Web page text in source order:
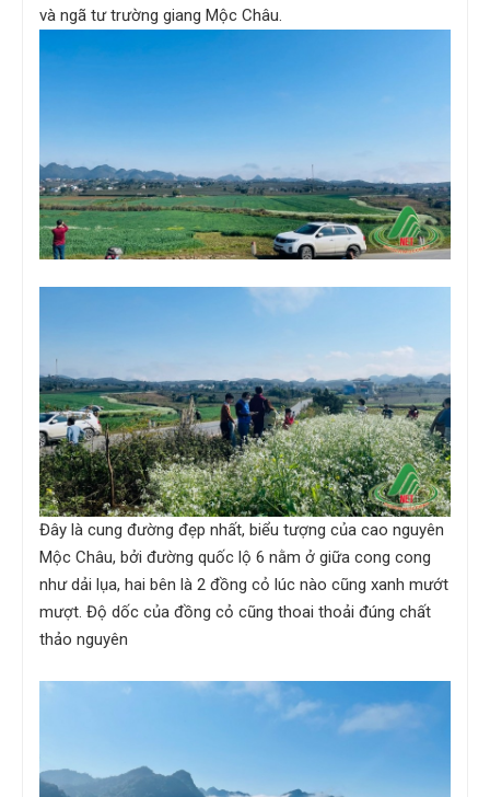
và ngã tư trường giang Mộc Châu.
Đây là cung đường đẹp nhất, biểu tượng của cao nguyên
Mộc Châu, bởi đường quốc lộ 6 nằm ở giữa cong cong
như dải lụa, hai bên là 2 đồng cỏ lúc nào cũng xanh mướt
mượt. Độ dốc của đồng cỏ cũng thoai thoải đúng chất
thảo nguyên